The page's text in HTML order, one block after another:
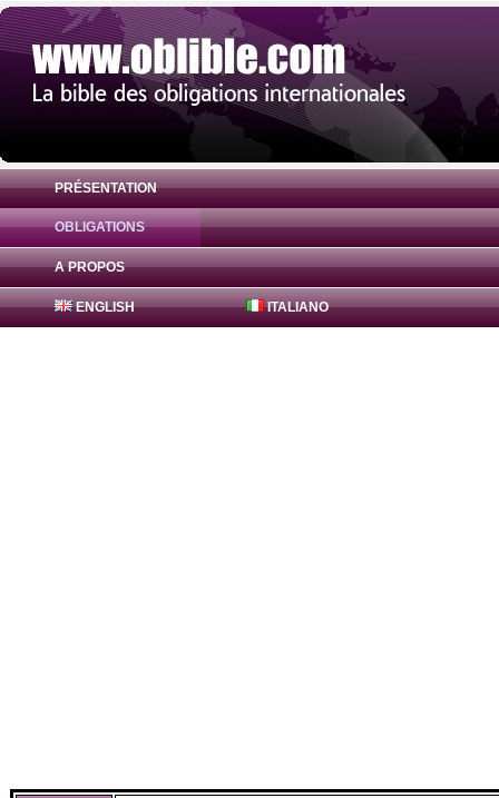
PRÉSENTATION
OBLIGATIONS
A PROPOS
ENGLISH ITALIANO
Obligation Lusitania 0% ( PTPBTFGE0028